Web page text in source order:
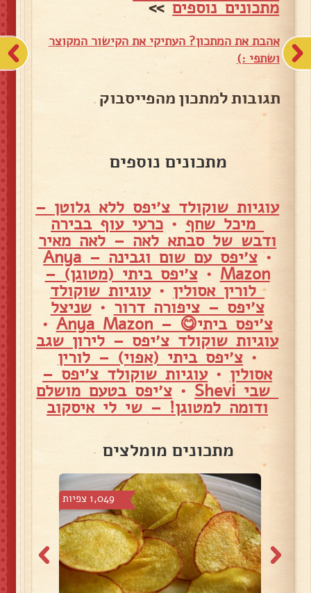
מתכונים נוספים>>
אהבת את המתכון? העתיקי את הקישור המקוצר
ושתפי :)
תגובות למתכון מהפייסבוק
מתכונים נוספים
עוגיות שוקולד צ׳יפס ללא גלוטן –
מיכל שחף • כרעי עוף בבירה
ודבש של סבתא לאה – לאה מאיר
• צ׳יפס עם שום וגבינה – Anya
Mazon
•צ׳יפס ביתי (מטוגן) –
לורין אסולין •עוגיות שוקולד
צ׳יפס – ציפורה דרור •שניצל
צ׳יפס ביתי😋 – Anya Mazon •
עוגיות שוקולד צ׳יפס – לירון שגב
• צ׳יפס ביתי (אפוי) – לורין
אסולין •עוגיות שוקולד צ׳יפס –
שבי Shevi • צ׳יפס בטעם מושלם
ודומה למטוגן! – שי לי איסקוב
מתכונים מומלצים
1,049 צפיות